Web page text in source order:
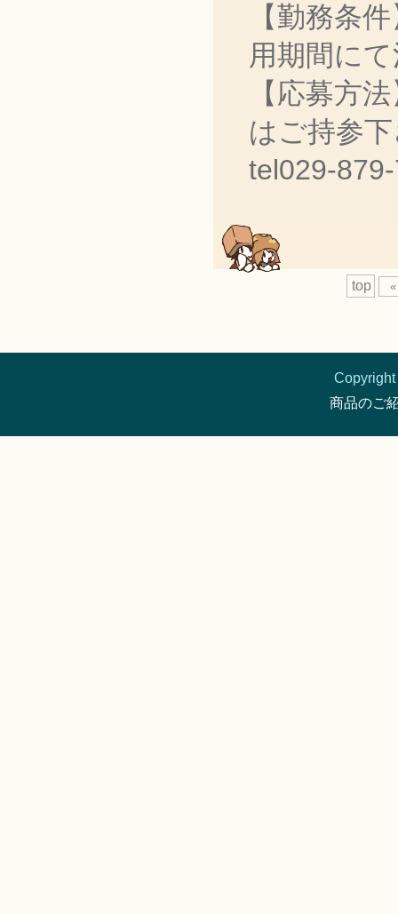
【勤務条
用期間に
【応募方
はご持参
tel029-
top «
商品のご